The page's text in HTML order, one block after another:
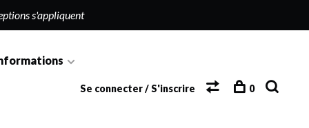
s'appliquent
Se connecter / S'inscrire 0